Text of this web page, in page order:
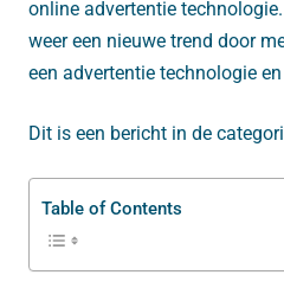
online advertentie
weer een nieuwe trend door
een advertentie technologie
Dit is een bericht in de
Table of Contents